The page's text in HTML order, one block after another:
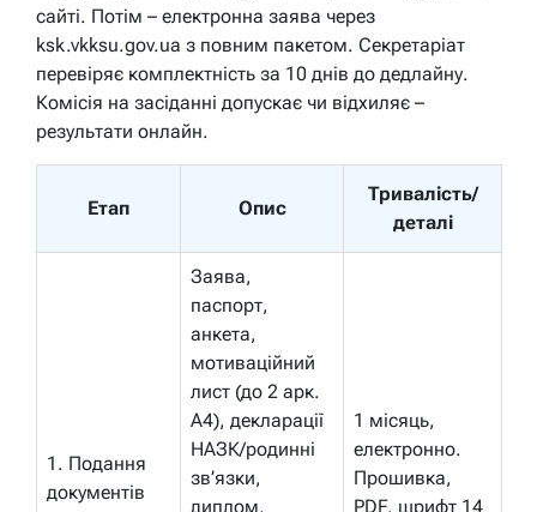
сайті. Потім – електронна заява через
ksk.vkksu.gov.ua з повним пакетом. Секретаріат
перевіряє комплектність за 10 днів до дедлайну.
Комісія на засіданні допускає чи відхиляє –
результати онлайн.
Етап Опис
Тривалість/
деталі
1. Подання
документів
Заява,
паспорт,
анкета,
мотиваційний
лист (до 2 арк.
A4), декларації
НАЗК/родинні
зв’язки,
диплом,
1 місяць,
електронно.
Прошивка,
PDF, шрифт 14